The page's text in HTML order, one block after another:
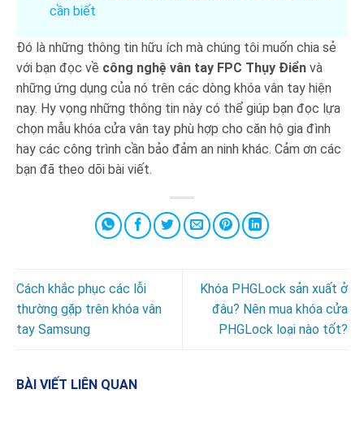
cần biết
Đó là những thông tin hữu ích mà chúng tôi muốn chia sẻ
với bạn đọc về công nghệ vân tay FPC Thụy Điển và
những ứng dụng của nó trên các dòng khóa vân tay hiện
nay. Hy vọng những thông tin này có thể giúp bạn đọc lựa
chọn mẫu khóa cửa vân tay phù hợp cho căn hộ gia đình
hay các công trình cần bảo đảm an ninh khác. Cảm ơn các
bạn đã theo dõi bài viết.
Cách khắc phục các lỗi
thường gặp trên khóa vân
tay Samsung
Khóa PHGLock sản xuất ở
đâu? Nên mua khóa cửa
PHGLock loại nào tốt?
BÀI VIẾT LIÊN QUAN